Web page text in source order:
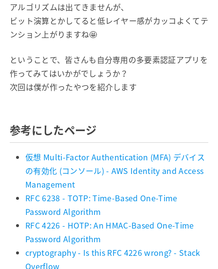
アルゴリズムは出てきませんが、
ビット演算とかしてると低レイヤー感がカッコよくてテ
ンション上がりますね🤩
ということで、皆さんも自分専用の多要素認証アプリを
作ってみてはいかがでしょうか？
次回は僕が作ったやつを紹介します
参考にしたページ
仮想 Multi-Factor Authentication (MFA) デバイス
の有効化 (コンソール) - AWS Identity and Access
Management
RFC 6238 - TOTP: Time-Based One-Time
Password Algorithm
RFC 4226 - HOTP: An HMAC-Based One-Time
Password Algorithm
cryptography - Is this RFC 4226 wrong? - Stack
Overflow